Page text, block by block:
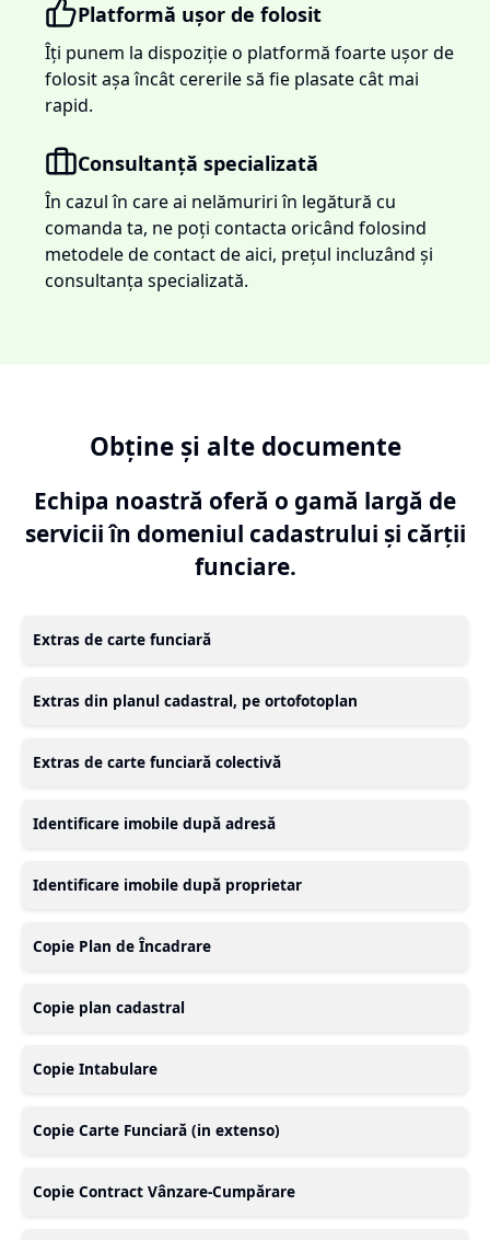
Platformă ușor de folosit
Îți punem la dispoziție o platformă foarte ușor de
folosit așa încât cererile să fie plasate cât mai
rapid.
Consultanță specializată
În cazul în care ai nelămuriri în legătură cu
comanda ta, ne poți contacta oricând folosind
metodele de contact de aici, prețul incluzând și
consultanța specializată.
Obține și alte documente
Echipa noastră oferă o gamă largă de
servicii în domeniul cadastrului și cărții
funciare.
Extras de carte funciară
Extras din planul cadastral, pe ortofotoplan
Extras de carte funciară colectivă
Identificare imobile după adresă
Identificare imobile după proprietar
Copie Plan de Încadrare
Copie plan cadastral
Copie Intabulare
Copie Carte Funciară (in extenso)
Copie Contract Vânzare-Cumpărare